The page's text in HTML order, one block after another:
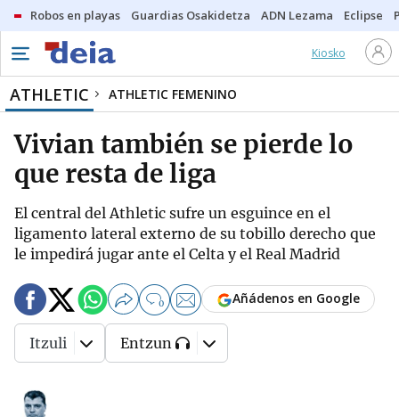
Robos en playas Guardias Osakidetza ADN Lezama Eclipse
Kiosko
ATHLETIC ATHLETIC FEMENINO
Vivian también se pierde lo
que resta de liga
El central del Athletic sufre un esguince en el
ligamento lateral externo de su tobillo derecho que
le impedirá jugar ante el Celta y el Real Madrid
0 Añádenos en Google
Itzuli Entzun